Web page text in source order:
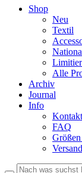
Shop
Neu
Textil
Alle
Archiv
Journal
Info
Kontakt
FAQ